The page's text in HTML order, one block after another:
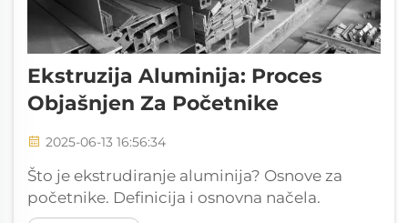
Ekstruzija Aluminija: Proces
Objašnjen Za Početnike
2025-06-13 16:56:34
Što je ekstrudiranje aluminija? Osnove za
početnike. Definicija i osnovna načela.
Ekstrudiranje aluminija ključni je proizvodni